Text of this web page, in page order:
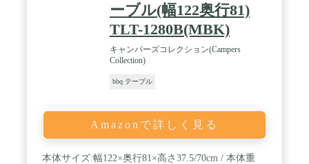
ーブル(幅122奥行81)
TLT-1280B(MBK)
キャンパーズコレクション(Campers
Collection)
bbq テーブル
Amazonで詳しく見る
本体サイズ:幅122×奥行81×高さ37.5/70cm / 本体重